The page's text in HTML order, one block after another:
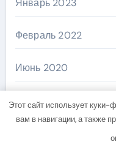
Январь 2023
Февраль 2022
Июнь 2020
Май 2020
Этот сайт использует куки-
вам в навигации, а также